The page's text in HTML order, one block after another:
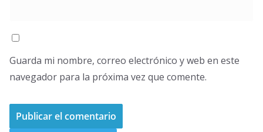
Guarda mi nombre, correo electrónico y web en este
navegador para la próxima vez que comente.